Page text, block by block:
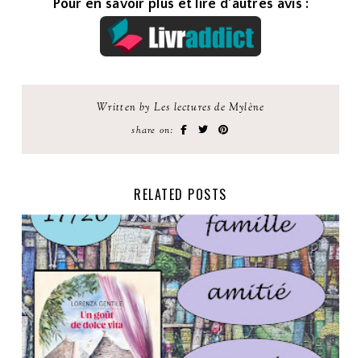
Pour en savoir plus et lire d'autres avis :
Written by Les lectures de Mylène
share on:
RELATED POSTS